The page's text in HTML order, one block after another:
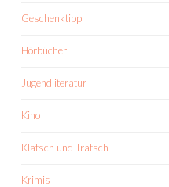
Geschenktipp
Hörbücher
Jugendliteratur
Kino
Klatsch und Tratsch
Krimis